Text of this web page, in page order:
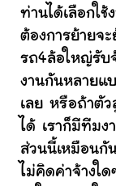
ท่านได้เลือกใ
ต้องการย้ายจ
รถ4ล้อใหญ่รับ
งานกันหลายแ
เลย หรือถ้าตัว
ได้ เราก็มีทีมง
ส่วนนี้เหมือนกั
ไม่คิดค่าจ้างใ